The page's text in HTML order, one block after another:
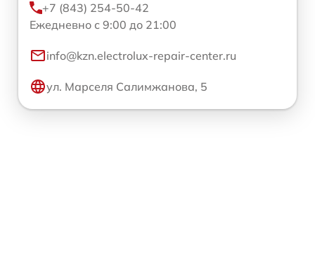
+7 (843) 254-50-42
Ежедневно с 9:00 до 21:00
info@kzn.electrolux-repair-center.ru
ул. Марселя Салимжанова, 5